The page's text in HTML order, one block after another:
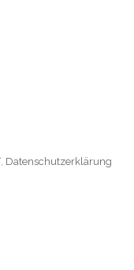
Datenschutzerklärung